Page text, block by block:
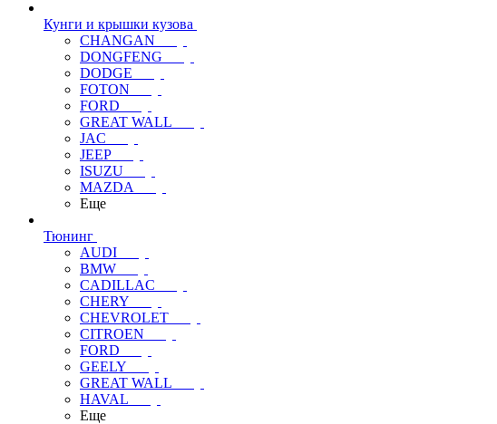
Кунги и крышки кузова
CHANGAN
DONGFENG
DODGE
FOTON
FORD
GREAT WALL
JAC
JEEP
ISUZU
MAZDA
Еще
Тюнинг
AUDI
BMW
CADILLAC
CHERY
CHEVROLET
CITROEN
FORD
GEELY
GREAT WALL
HAVAL
Еще